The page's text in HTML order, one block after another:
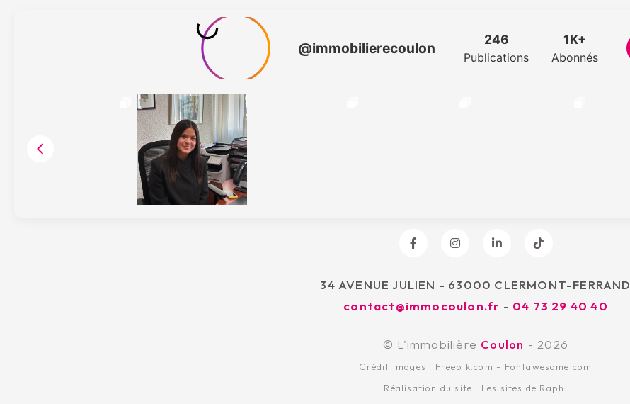
34 AVENUE JULIEN - 63000 CLERMONT-FERRAND
contact@immocoulon.fr - 04 73 29 40 40
© L'immobilière Coulon - 2026
Crédit images : Freepik.com - Fontawesome.com
Réalisation du site : Les sites de Raph.